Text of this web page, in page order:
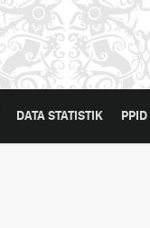
DATA STATISTIK